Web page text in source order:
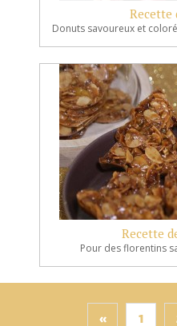
Recette
Recette
Pour des florentins
« 1